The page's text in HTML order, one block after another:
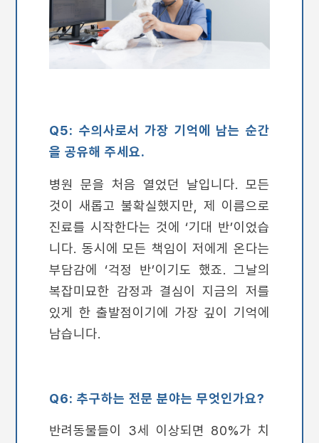
Q5: 수의사로서 가장 기억에 남는 순간
을 공유해 주세요.
병원 문을 처음 열었던 날입니다. 모든
것이 새롭고 불확실했지만, 제 이름으로
진료를 시작한다는 것에 ‘기대 반’이었습
니다. 동시에 모든 책임이 저에게 온다는
부담감에 ‘걱정 반’이기도 했죠. 그날의
복잡미묘한 감정과 결심이 지금의 저를
있게 한 출발점이기에 가장 깊이 기억에
남습니다.
Q6: 추구하는 전문 분야는 무엇인가요?
반려동물들이 3세 이상되면 80%가 치